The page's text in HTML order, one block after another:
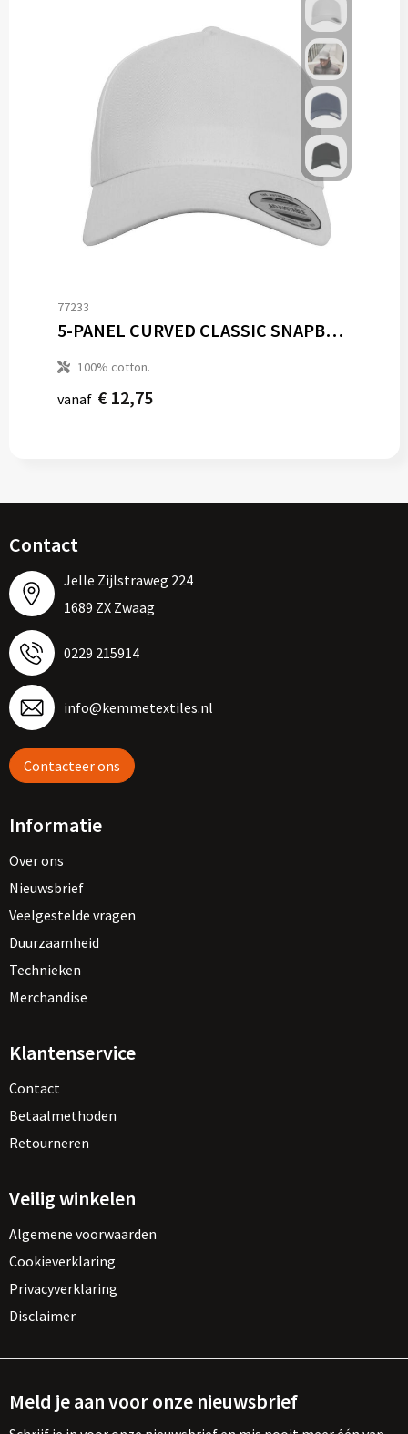
77233
5-PANEL CURVED CLASSIC SNAPBACK
100% cotton.
vanaf € 12,75
Contact
Jelle Zijlstraweg 224
1689 ZX Zwaag
0229 215914
info@kemmetextiles.nl
Contacteer ons
Informatie
Over ons
Nieuwsbrief
Veelgestelde vragen
Duurzaamheid
Technieken
Merchandise
Klantenservice
Contact
Betaalmethoden
Retourneren
Veilig winkelen
Algemene voorwaarden
Cookieverklaring
Privacyverklaring
Disclaimer
Meld je aan voor onze nieuwsbrief